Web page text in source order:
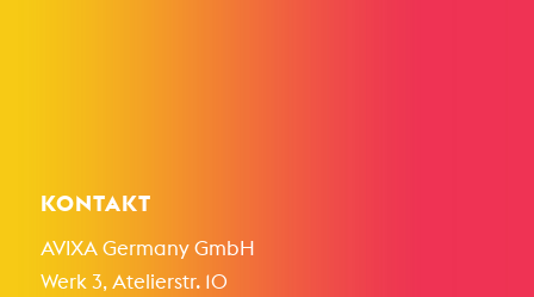
KONTAKT
AVIXA Germany GmbH
Werk 3, Atelierstr. 10